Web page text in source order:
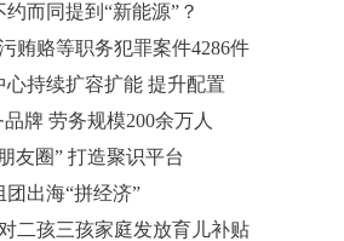
而同提到“新能源”？
贿赂等职务犯罪案件4286件
持续扩容扩能 提升配置
牌 劳务规模200余万人
友圈” 打造聚识平台
出海“拼经济”
二孩三孩家庭发放育儿补贴